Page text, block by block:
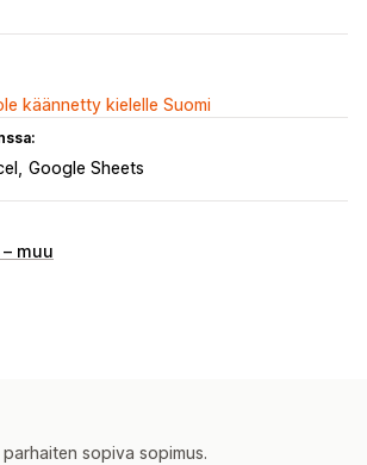
käännetty kielelle Suomi
Google Sheets
muu
sopiva sopimus.